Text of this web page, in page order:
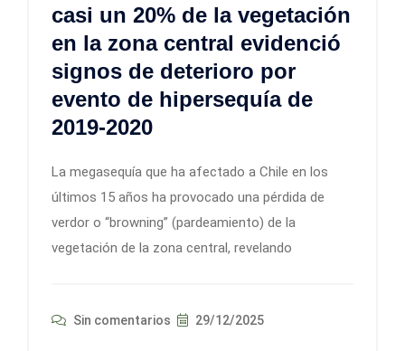
casi un 20% de la vegetación
en la zona central evidenció
signos de deterioro por
evento de hipersequía de
2019-2020
La megasequía que ha afectado a Chile en los
últimos 15 años ha provocado una pérdida de
verdor o “browning” (pardeamiento) de la
vegetación de la zona central, revelando
Sin comentarios 29/12/2025